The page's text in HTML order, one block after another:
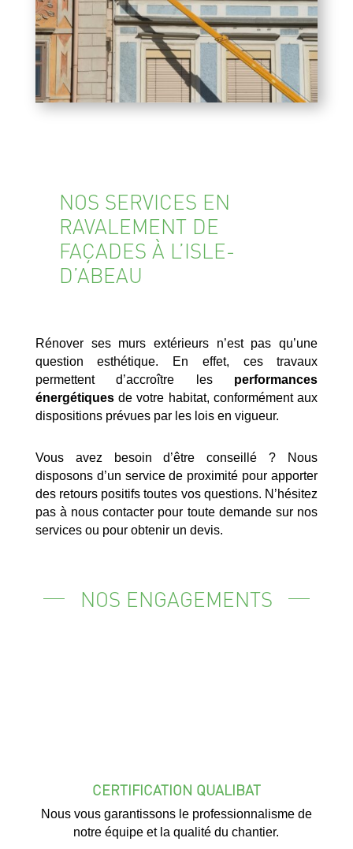
NOS SERVICES EN
RAVALEMENT DE
FAÇADES À L’ISLE-
D’ABEAU
Rénover ses murs extérieurs n’est pas qu’une
question esthétique. En effet, ces travaux
permettent d’accroître les performances
énergétiquesde votre habitat, conformément aux
dispositions prévues par les lois en vigueur.
Vous avez besoin d’être conseillé ? Nous
disposons d’un service de proximité pour apporter
des retours positifs toutes vos questions. N’hésitez
pas à nous contacter pour toute demande sur nos
services ou pour obtenir un devis.
NOS ENGAGEMENTS
CERTIFICATION QUALIBAT
Nous vous garantissons le professionnalisme de
notre équipe et la qualité du chantier.